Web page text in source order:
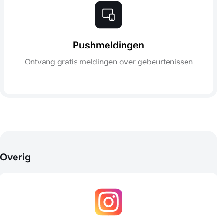
Pushmeldingen
Ontvang gratis meldingen over gebeurtenissen
Overig